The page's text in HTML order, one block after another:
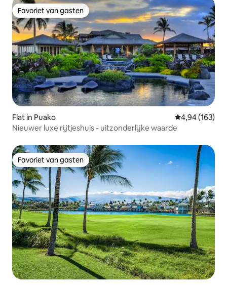
Favoriet van gasten
Favoriet van gasten
Flat in Puako Gemiddelde
4,94 (163)
Nieuwer luxe rijtjeshuis - uitzonderlijke waarde
Favoriet van gasten
Favoriet van gasten